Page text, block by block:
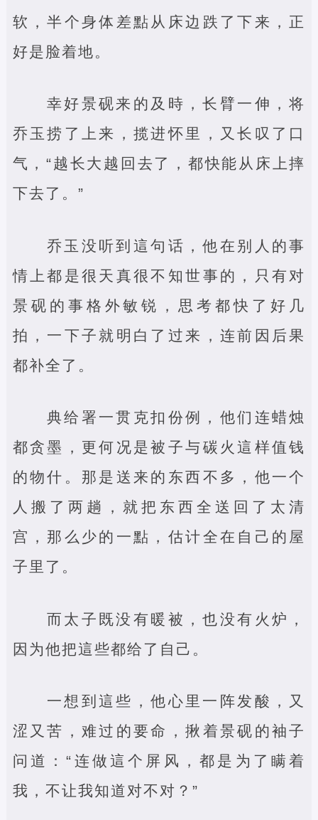
软，半个身体差點从床边跌了下来，正
好是脸着地。
幸好景砚来的及時，长臂一伸，将
乔玉捞了上来，揽进怀里，又长叹了口
气，“越长大越回去了，都快能从床上摔
下去了。”
乔玉没听到這句话，他在别人的事
情上都是很天真很不知世事的，只有对
景砚的事格外敏锐，思考都快了好几
拍，一下子就明白了过来，连前因后果
都补全了。
典给署一贯克扣份例，他们连蜡烛
都贪墨，更何况是被子与碳火這样值钱
的物什。那是送来的东西不多，他一个
人搬了两趟，就把东西全送回了太清
宫，那么少的一點，估计全在自己的屋
子里了。
而太子既没有暖被，也没有火炉，
因为他把這些都给了自己。
一想到這些，他心里一阵发酸，又
涩又苦，难过的要命，揪着景砚的袖子
问道：“连做這个屏风，都是为了瞒着
我，不让我知道对不对？”